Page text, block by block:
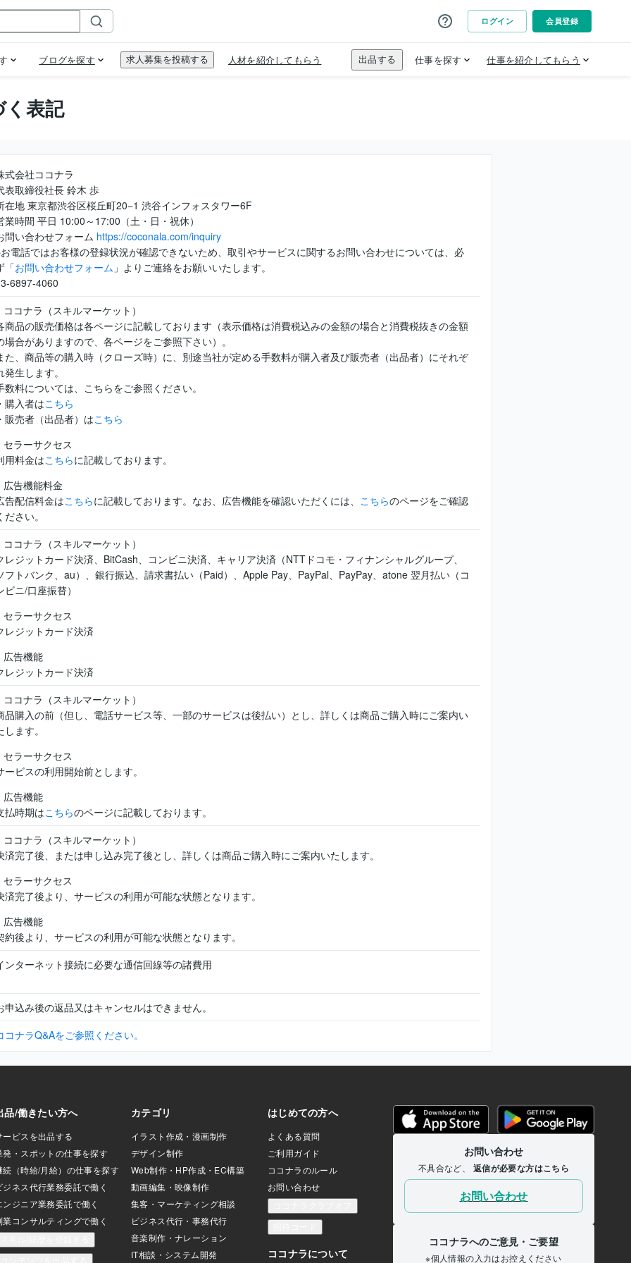
く表記
式会社ココナラ
表取締役社長 鈴木 歩
在地 東京都渋谷区桜丘町20−1 渋谷インフォスタワー6F
業時間 平日 10:00～17:00（土・日・祝休）
問い合わせフォーム https://coconala.com/inquiry
電話ではお客様の登録状況が確認できないため、取引やサービスに関するお問い合わせについては、必
「お問い合わせフォーム 」よりご連絡をお願いいたします。
6897-4060
ココナラ（スキルマーケット）
商品の販売価格は各ページに記載しております（表示価格は消費税込みの金額の場合と消費税抜きの金額
場合がありますので、各ページをご参照下さい）。
た、商品等の購入時（クローズ時）に、別途当社が定める手数料が購入者及び販売者（出品者）にそれぞ
発生します。
数料については、こちらをご参照ください。
購入者はこちら
販売者（出品者）はこちら
セラーサクセス
用料金はこちらに記載しております。
広告機能料金
告配信料金はこちらに記載しております。なお、広告機能を確認いただくには、 こちらのページをご確認
ださい。
ココナラ（スキルマーケット）
レジットカード決済、BitCash、コンビニ決済、キャリア決済（NTTドコモ・フィナンシャルグループ、
フトバンク、au）、銀行振込、請求書払い（Paid）、Apple Pay、PayPal、PayPay、atone 翌月払い（コ
ビニ/口座振替）
セラーサクセス
レジットカード決済
広告機能
レジットカード決済
ココナラ（スキルマーケット）
品購入の前（但し、電話サービス等、一部のサービスは後払い）とし、詳しくは商品ご購入時にご案内い
します。
セラーサクセス
ービスの利用開始前とします。
広告機能
払時期はこちらのページに記載しております。
ココナラ（スキルマーケット）
済完了後、または申し込み完了後とし、詳しくは商品ご購入時にご案内いたします。
セラーサクセス
済完了後より、サービスの利用が可能な状態となります。
広告機能
約後より、サービスの利用が可能な状態となります。
ンターネット接続に必要な通信回線等の諸費用
申込み後の返品又はキャンセルはできません。
コナラQ&Aをご参照ください。